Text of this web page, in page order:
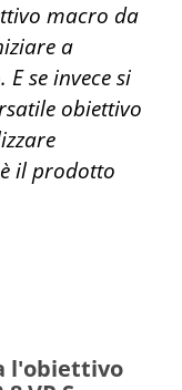
macro da
a
se invece si
obiettivo
il prodotto
l'obiettivo